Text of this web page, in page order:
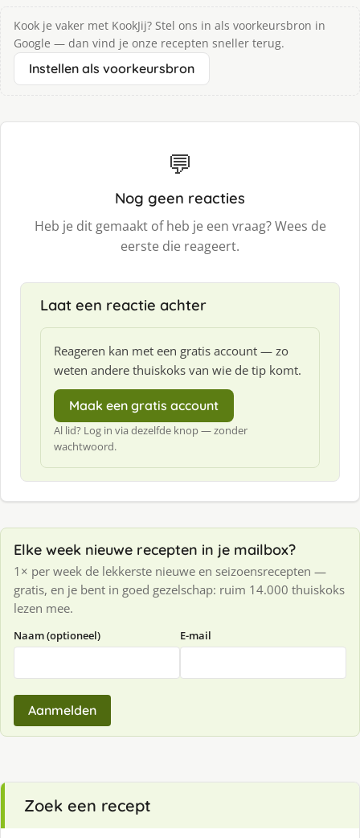
Kook je vaker met KookJij? Stel ons in als voorkeursbron in
Google — dan vind je onze recepten sneller terug.
Instellen als voorkeursbron
💬
Nog geen reacties
Heb je dit gemaakt of heb je een vraag? Wees de
eerste die reageert.
Laat een reactie achter
Reageren kan met een gratis account — zo
weten andere thuiskoks van wie de tip komt.
Maak een gratis account
Al lid? Log in via dezelfde knop — zonder
wachtwoord.
Elke week nieuwe recepten in je mailbox?
1× per week de lekkerste nieuwe en seizoensrecepten —
gratis, en je bent in goed gezelschap: ruim 14.000 thuiskoks
lezen mee.
Naam (optioneel) E-mail
Aanmelden
Zoek een recept